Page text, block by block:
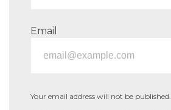
Email
Your email address will not be published.